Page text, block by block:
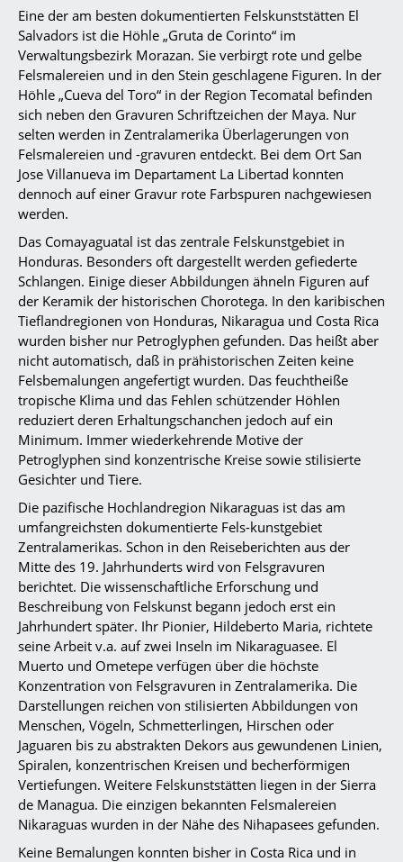
Eine der am besten dokumentierten Felskunststätten El
Salvadors ist die Höhle „Gruta de Corinto“ im
Verwaltungsbezirk Morazan. Sie verbirgt rote und gelbe
Felsmalereien und in den Stein geschlagene Figuren. In der
Höhle „Cueva del Toro“ in der Region Tecomatal befinden
sich neben den Gravuren Schriftzeichen der Maya. Nur
selten werden in Zentralamerika Überlagerungen von
Felsmalereien und -gravuren entdeckt. Bei dem Ort San
Jose Villanueva im Departament La Libertad konnten
dennoch auf einer Gravur rote Farbspuren nachgewiesen
werden.
Das Comayaguatal ist das zentrale Felskunstgebiet in
Honduras. Besonders oft dargestellt werden gefiederte
Schlangen. Einige dieser Abbildungen ähneln Figuren auf
der Keramik der historischen Chorotega. In den karibischen
Tieflandregionen von Honduras, Nikaragua und Costa Rica
wurden bisher nur Petroglyphen gefunden. Das heißt aber
nicht automatisch, daß in prähistorischen Zeiten keine
Felsbemalungen angefertigt wurden. Das feuchtheiße
tropische Klima und das Fehlen schützender Höhlen
reduziert deren Erhaltungschanchen jedoch auf ein
Minimum. Immer wiederkehrende Motive der
Petroglyphen sind konzentrische Kreise sowie stilisierte
Gesichter und Tiere.
Die pazifische Hochlandregion Nikaraguas ist das am
umfangreichsten dokumentierte Fels-kunstgebiet
Zentralamerikas. Schon in den Reiseberichten aus der
Mitte des 19. Jahrhunderts wird von Felsgravuren
berichtet. Die wissenschaftliche Erforschung und
Beschreibung von Felskunst begann jedoch erst ein
Jahrhundert später. Ihr Pionier, Hildeberto Maria, richtete
seine Arbeit v.a. auf zwei Inseln im Nikaraguasee. El
Muerto und Ometepe verfügen über die höchste
Konzentration von Felsgravuren in Zentralamerika. Die
Darstellungen reichen von stilisierten Abbildungen von
Menschen, Vögeln, Schmetterlingen, Hirschen oder
Jaguaren bis zu abstrakten Dekors aus gewundenen Linien,
Spiralen, konzentrischen Kreisen und becherförmigen
Vertiefungen. Weitere Felskunststätten liegen in der Sierra
de Managua. Die einzigen bekannten Felsmalereien
Nikaraguas wurden in der Nähe des Nihapasees gefunden.
Keine Bemalungen konnten bisher in Costa Rica und in